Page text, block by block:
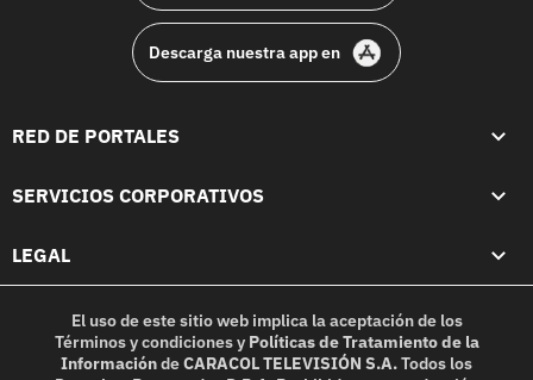
Descarga nuestra app en
RED DE PORTALES
SERVICIOS CORPORATIVOS
LEGAL
El uso de este sitio web implica la aceptación de los
Términos y condicionesy Políticas de Tratamiento de la
InformacióndeCARACOL TELEVISIÓN S.A.Todos los